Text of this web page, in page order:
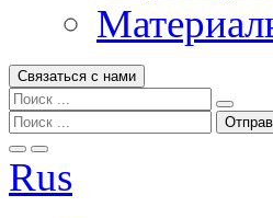
Связаться с нами
Rus